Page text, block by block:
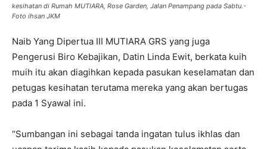
kesihatan di Rumah MUTIARA, Rose Garden, Jalan Penampang pada Sabtu.-
Foto ihsan JKM
Naib Yang Dipertua III MUTIARA GRS yang juga
Pengerusi Biro Kebajikan, Datin Linda Ewit, berkata kuih
muih itu akan diagihkan kepada pasukan keselamatan dan
petugas kesihatan terutama mereka yang akan bertugas
pada 1 Syawal ini.
“Sumbangan ini sebagai tanda ingatan tulus ikhlas dan